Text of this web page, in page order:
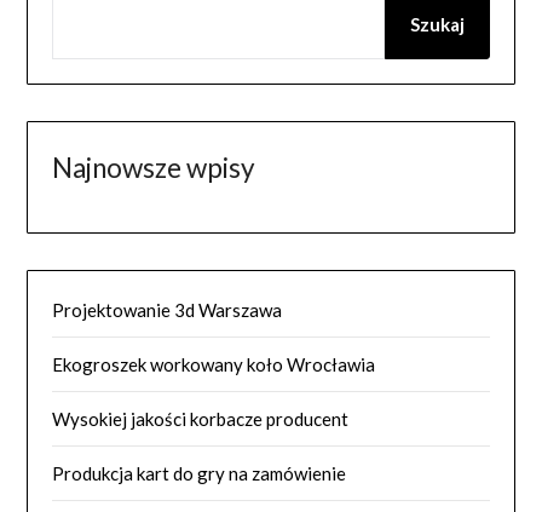
Szukaj
Najnowsze wpisy
Projektowanie 3d Warszawa
Ekogroszek workowany koło Wrocławia
Wysokiej jakości korbacze producent
Produkcja kart do gry na zamówienie